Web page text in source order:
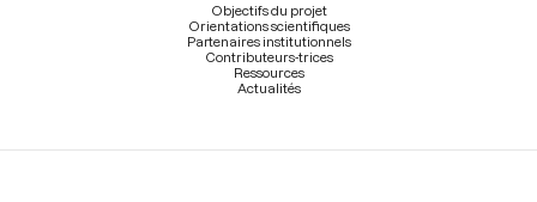
Objectifs du projet
Orientations scientifiques
Partenaires institutionnels
Contributeurs-trices
Ressources
Actualités